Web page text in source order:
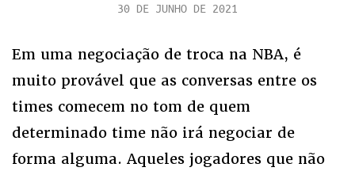
30 DE JUNHO DE 2021
Em uma negociação de troca na NBA, é
muito provável que as conversas entre os
times comecem no tom de quem
determinado time não irá negociar de
forma alguma. Aqueles jogadores que não